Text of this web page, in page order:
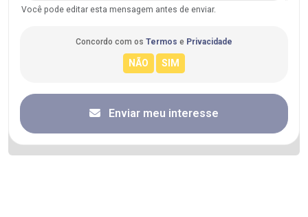
Você pode editar esta mensagem antes de enviar.
Concordo com os Termos e Privacidade
Enviar meu interesse